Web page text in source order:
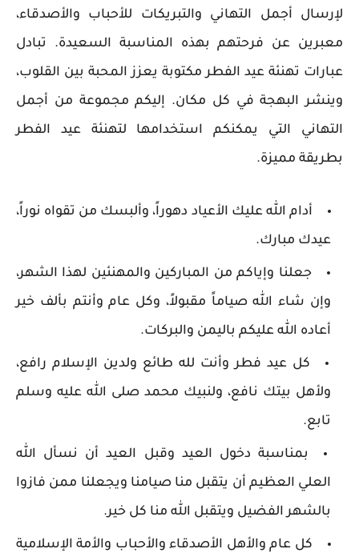
لإرسال أجمل التهاني والتبريكات للأحباب والأصدقاء،
معبرين عن فرحتهم بهذه المناسبة السعيدة. تبادل
عبارات تهنئة عيد الفطر مكتوبة يعزز المحبة بين القلوب،
وينشر البهجة في كل مكان. إليكم مجموعة من أجمل
التهاني التي يمكنكم استخدامها لتهنئة عيد الفطر
بطريقة مميزة.
أدام الله عليك الأعياد دهوراً، وألبسك من تقواه نوراً،
عيدك مبارك.
جعلنا وإياكم من المباركين والمهنئين لهذا الشهر،
وإن شاء الله صياماً مقبولاً، وكل عام وأنتم بألف خير
أعاده الله عليكم باليمن والبركات.
كل عيد فطر وأنت لله طائع ولدين الإسلام رافع،
ولأهل بيتك نافع، ولنبيك محمد صلى الله عليه وسلم
تابع.
بمناسبة دخول العيد وقبل العيد أن نسأل الله
العلي العظيم أن يتقبل منا صيامنا ويجعلنا ممن فازوا
بالشهر الفضيل ويتقبل الله منا كل خير.
كل عام والأهل الأصدقاء والأحباب والأمة الإسلامية